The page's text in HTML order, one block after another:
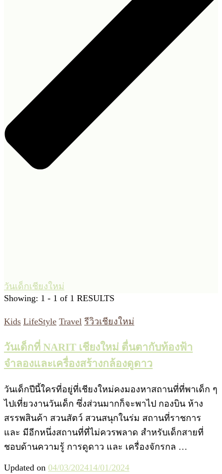
วันเด็กเชียงใหม่
Showing: 1 - 1 of 1 RESULTS
Kids LifeStyle Travel รีวิวเชียงใหม่
วันเด็กที่ NARIT เชียงใหม่ ตื่นตากับท้องฟ้า
จำลองและเครื่องสร้างกล้องดูดาว
วันเด็กปีนี้ใครที่อยู่ที่เชียงใหม่คงมองหาสถานที่ที่พาเด็ก ๆ
ไปเที่ยวงานวันเด็ก ซึ่งส่วนมากก็จะพาไป กองบิน ห้าง
สรรพสินค้า สวนสัตว์ สวนสนุกในร่ม สถานที่ราชการ
และ มีอีกหนึ่งสถานที่ที่ไม่ควรพลาด สำหรับเด็กสายที่
ชอบด้านความรู้ การดูดาว และ เครื่องจักรกล …
Updated on 04/03/202414/01/2024